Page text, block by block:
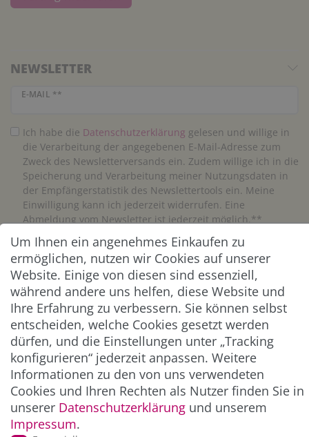
NEWSLETTER
E-MAIL **
Newsletter Honig
Ich habe die Daten­schutz­erklärung gelesen und willige in
die Verarbeitung der angegebenen E-Mail-Adresse zum
Zweck des Newsletterversands ein. Zudem willige ich in die
Speicherung und Verarbeitung meiner Nutzungsdaten in
der Empfängerstatistik des Newslettertools ein. Meine
Einwilligung kann ich jederzeit widerrufen. Eine
Abmeldung vom Newsletter ist jederzeit möglich.**
Abonnieren
** Hierbei handelt es sich um ein Pflichtfeld.
ZAHLUNG & VERSAND
Um Ihnen ein angenehmes Einkaufen zu
ermöglichen, nutzen wir Cookies auf unserer
Website. Einige von diesen sind essenziell,
während andere uns helfen, diese Website und
Ihre Erfahrung zu verbessern. Sie können selbst
entscheiden, welche Cookies gesetzt werden
dürfen, und die Einstellungen unter „Tracking
konfigurieren“ jederzeit anpassen. Weitere
Informationen zu den von uns verwendeten
Cookies und Ihren Rechten als Nutzer finden Sie in
unserer Daten­schutz­erklärung und unserem
Impressum.